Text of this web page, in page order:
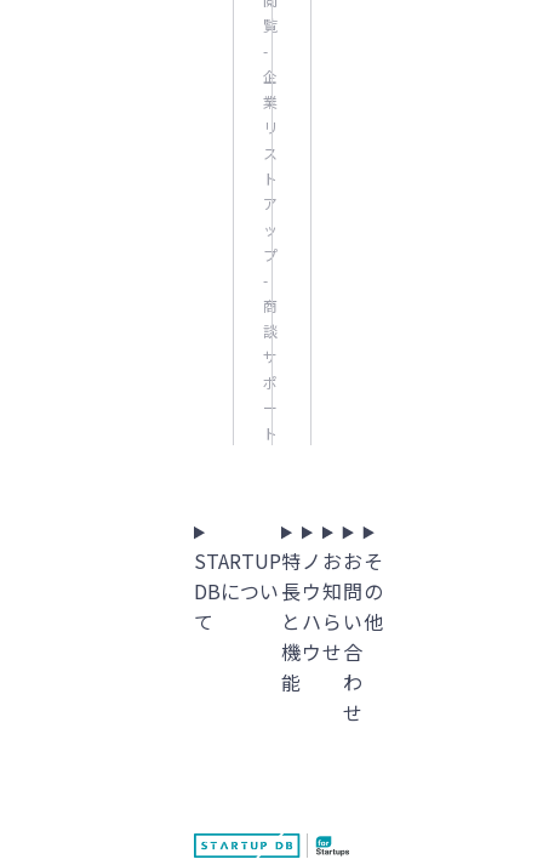
覧
-
企
業
リ
ス
ト
ア
ッ
プ
-
商
談
サ
ポ
ー
ト
STARTUP
DBについ
て
特
長
と
機
能
ノ
ウ
ハ
ウ
お
知
ら
せ
お
問
い
合
わ
せ
そ
の
他